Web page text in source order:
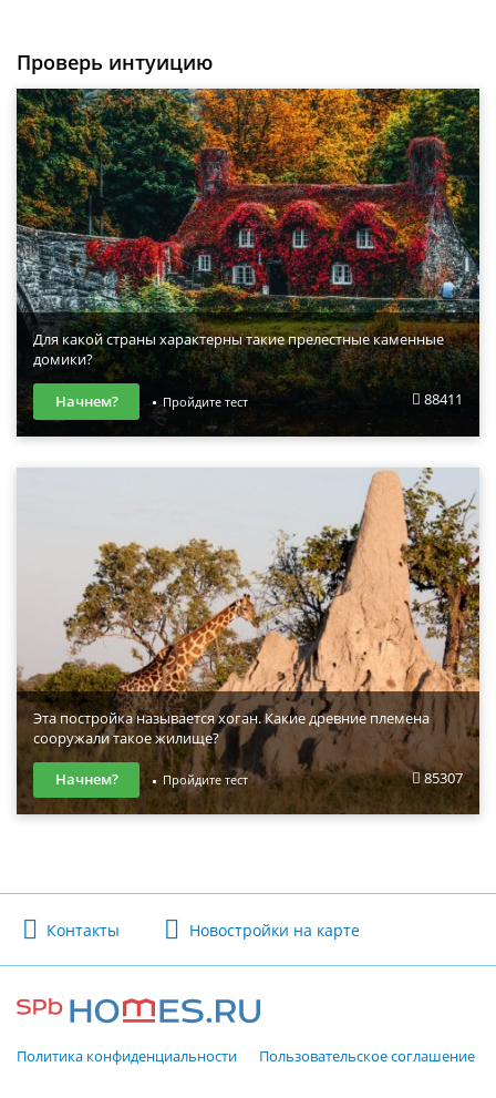
Проверь интуицию
Для какой страны характерны такие прелестные каменные
домики?
88411
Начнем? Пройдите тест
Эта постройка называется хоган. Какие древние племена
сооружали такое жилище?
85307
Начнем? Пройдите тест
Контакты Новостройки на карте
Политика конфиденциальности Пользовательское соглашение